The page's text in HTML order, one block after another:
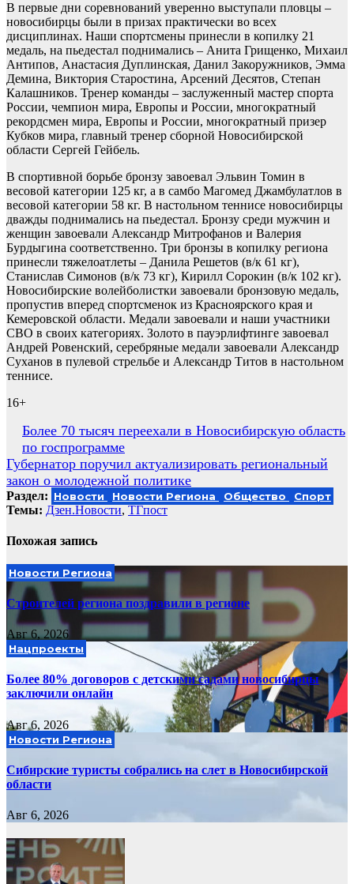
В первые дни соревнований уверенно выступали пловцы –
новосибирцы были в призах практически во всех
дисциплинах. Наши спортсмены принесли в копилку 21
медаль, на пьедестал поднимались – Анита Грищенко, Михаил
Антипов, Анастасия Дуплинская, Данил Закоружников, Эмма
Демина, Виктория Старостина, Арсений Десятов, Степан
Калашников. Тренер команды – заслуженный мастер спорта
России, чемпион мира, Европы и России, многократный
рекордсмен мира, Европы и России, многократный призер
Кубков мира, главный тренер сборной Новосибирской
области Сергей Гейбель.
В спортивной борьбе бронзу завоевал Эльвин Томин в
весовой категории 125 кг, а в самбо Магомед Джамбулатлов в
весовой категории 58 кг. В настольном теннисе новосибирцы
дважды поднимались на пьедестал. Бронзу среди мужчин и
женщин завоевали Александр Митрофанов и Валерия
Бурдыгина соответственно. Три бронзы в копилку региона
принесли тяжелоатлеты – Данила Решетов (в/к 61 кг),
Станислав Симонов (в/к 73 кг), Кирилл Сорокин (в/к 102 кг).
Новосибирские волейболистки завоевали бронзовую медаль,
пропустив вперед спортсменок из Красноярского края и
Кемеровской области. Медали завоевали и наши участники
СВО в своих категориях. Золото в пауэрлифтинге завоевал
Андрей Ровенский, серебряные медали завоевали Александр
Суханов в пулевой стрельбе и Александр Титов в настольном
теннисе.
16+
Навигация
по
записям
Более 70 тысяч переехали в Новосибирскую область
по госпрограмме
Губернатор поручил актуализировать региональный
закон о молодежной политике
Раздел: Новости Новости Региона Общество Спорт
Темы: Дзен.Новости, ТГпост
Похожая запись
Новости Региона
Строителей региона поздравили в регионе
Авг 6, 2026
Нацпроекты
Более 80% договоров с детскими садами новосибирцы
заключили онлайн
Авг 6, 2026
Новости Региона
Сибирские туристы собрались на слет в Новосибирской
области
Авг 6, 2026